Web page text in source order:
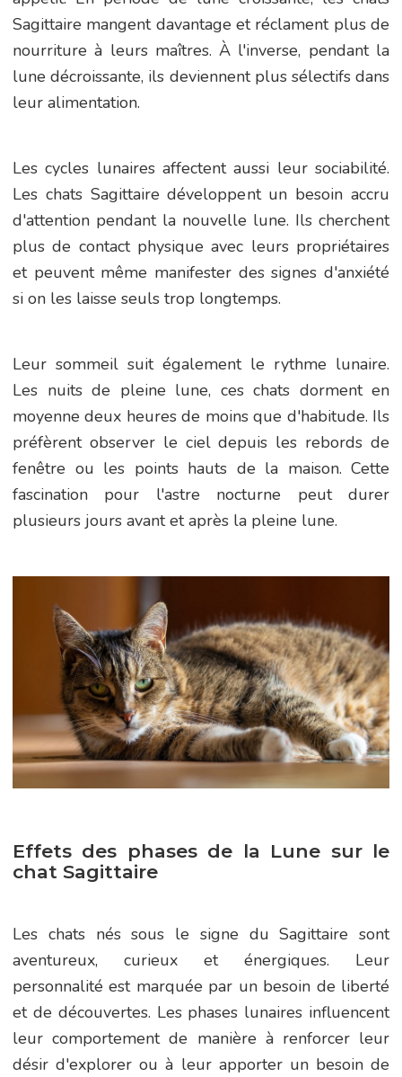
Sagittaire mangent davantage et réclament plus de
nourriture à leurs maîtres. À l'inverse, pendant la
lune décroissante, ils deviennent plus sélectifs dans
leur alimentation.
Les cycles lunaires affectent aussi leur sociabilité.
Les chats Sagittaire développent un besoin accru
d'attention pendant la nouvelle lune. Ils cherchent
plus de contact physique avec leurs propriétaires
et peuvent même manifester des signes d'anxiété
si on les laisse seuls trop longtemps.
Leur sommeil suit également le rythme lunaire.
Les nuits de pleine lune, ces chats dorment en
moyenne deux heures de moins que d'habitude. Ils
préfèrent observer le ciel depuis les rebords de
fenêtre ou les points hauts de la maison. Cette
fascination pour l'astre nocturne peut durer
plusieurs jours avant et après la pleine lune.
Effets des phases de la Lune sur le
chat Sagittaire
Les chats nés sous le signe du Sagittaire sont
aventureux, curieux et énergiques. Leur
personnalité est marquée par un besoin de liberté
et de découvertes. Les phases lunaires influencent
leur comportement de manière à renforcer leur
désir d'explorer ou à leur apporter un besoin de